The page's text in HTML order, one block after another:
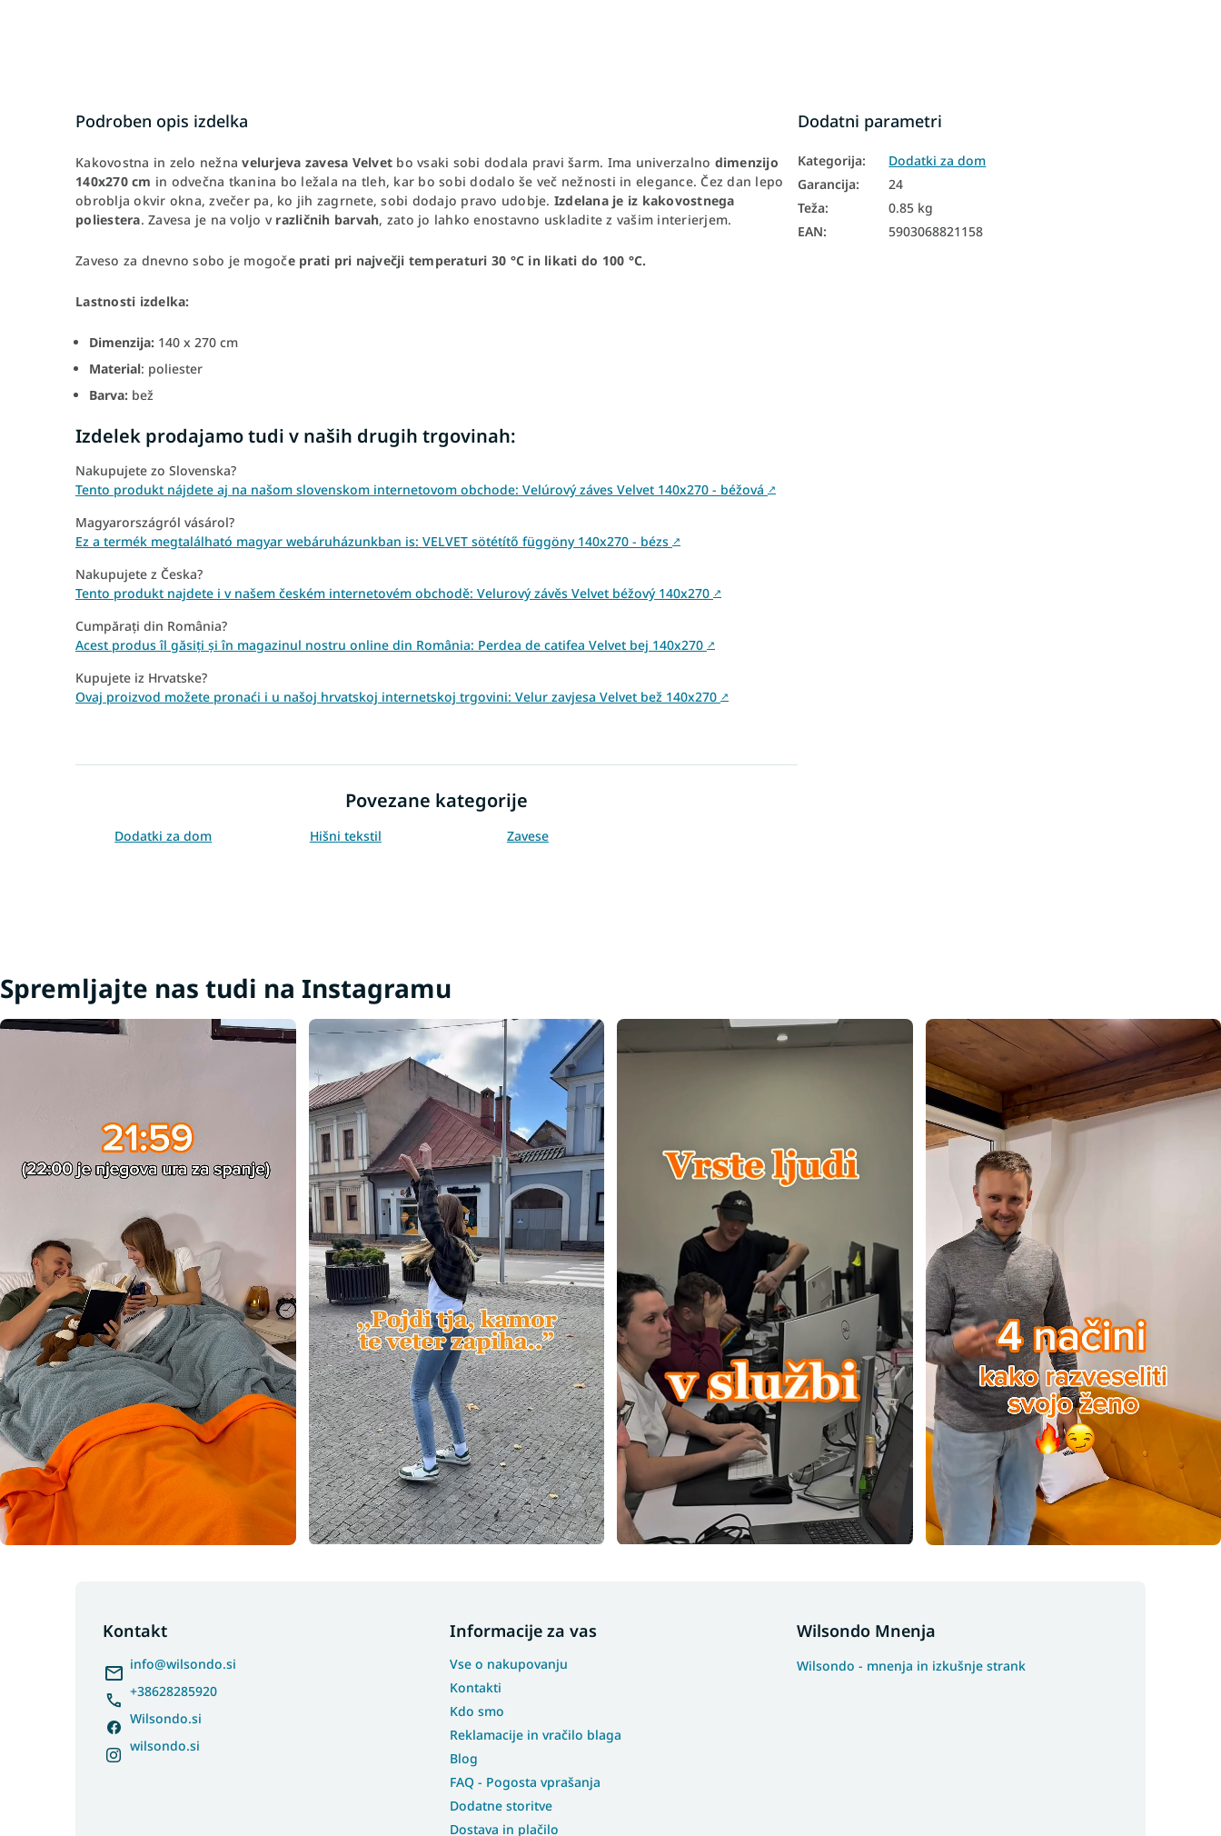
Podroben opis izdelka
Kakovostna in zelo nežnavelurjeva zavesa Velvet bo vsaki sobi dodala pravi šarm. Ima univerzalno dimenzijo
140x270 cm in odvečna tkanina bo ležala na tleh, kar bo sobi dodalo še več nežnosti in elegance. Čez dan lepo
obroblja okvir okna, zvečer pa, ko jih zagrnete, sobi dodajo pravo udobje. Izdelana je iz kakovostnega
poliestera. Zavesa je na voljo v različnih barvah, zato jo lahko enostavno uskladite z vašim interierjem.
Zaveso za dnevno sobo je mogoče prati pri največji temperaturi 30 °C in likati do 100 °C.
Lastnosti izdelka:
Dimenzija: 140 x 270 cm
Material: poliester
Barva: bež
Izdelek prodajamo tudi v naših drugih trgovinah:
Nakupujete zo Slovenska?
Tento produkt nájdete aj na našom slovenskom internetovom obchode: Velúrový záves Velvet 140x270 - béžová ↗
Magyarországról vásárol?
Ez a termék megtalálható magyar webáruházunkban is: VELVET sötétítő függöny 140x270 - bézs ↗
Nakupujete z Česka?
Tento produkt najdete i v našem českém internetovém obchodě: Velurový závěs Velvet béžový 140x270 ↗
Cumpărați din România?
Acest produs îl găsiți și în magazinul nostru online din România: Perdea de catifea Velvet bej 140x270 ↗
Kupujete iz Hrvatske?
Ovaj proizvod možete pronaći i u našoj hrvatskoj internetskoj trgovini: Velur zavjesa Velvet bež 140x270 ↗
Povezane kategorije
Dodatki za dom Hišni tekstil Zavese
Dodatni parametri
Kategorija:
Dodatki za dom
Garancija:
24
Teža:
0.85 kg
EAN: 5903068821158
Spremljajte nas tudi na Instagramu
Kontakt
info@wilsondo.si
+38628285920
Wilsondo.si
wilsondo.si
Informacije za vas
Vse o nakupovanju
Kontakti
Kdo smo
Reklamacije in vračilo blaga
Blog
FAQ - Pogosta vprašanja
Dodatne storitve
Dostava in plačilo
Wilsondo Mnenja
Wilsondo - mnenja in izkušnje strank